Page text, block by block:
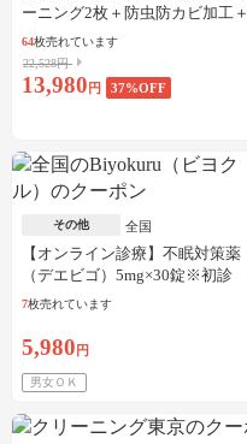
ーニング2枚＋防虫防カビ加工＋
しみ抜き
64枚売れています
22,528円
13,980 円 37%OFF
その他 全国
【オンライン診療】不眠対策薬
（デエビゴ）5mg×30錠※初診
料・送料込
7枚売れています
5,980 円
男女ＯＫ